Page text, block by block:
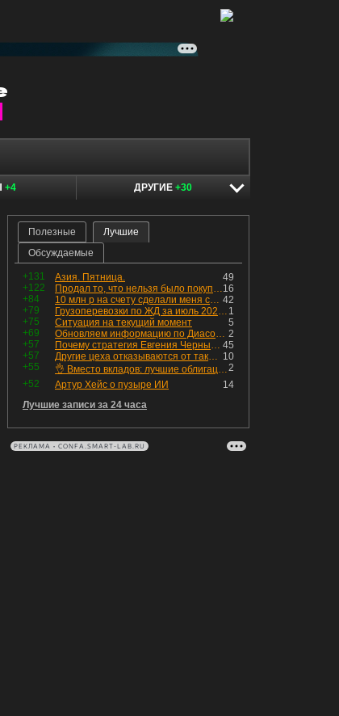
+4 ДРУГИЕ +30
Полезные
Лучшие
Обсуждаемые
+131 49
Азия. Пятница.
+122
16
Продал то, что нельзя было покупать. Изменения в портфеле
+84
42
10 млн р на счету сделали меня счастливым? Ожидание vs Реальность!
+79
1
Грузоперевозки по ЖД за июль 2026 г. — четвёртый месяц подряд роста, чёрные металлы на уровне прошлого года, а каменный уголь в плюсе.
+75
5
Ситуация на текущий момент
+69
2
Обновляем информацию по Диасофту: дивиденды и выкуп
+57
45
Почему стратегия Евгения Черных приведет вас к убыткам в 2026 году
+57
10
Другие цеха отказываются от таких деталей — а мы построили на них производство с оборотом 70 млн
+55
2
👌 Вместо вкладов: лучшие облигации — только супер надёжные
+52
14
Артур Хейс о пузыре ИИ
Лучшие записи за 24 часа
РЕКЛАМА • CONFA.SMART-LAB.RU